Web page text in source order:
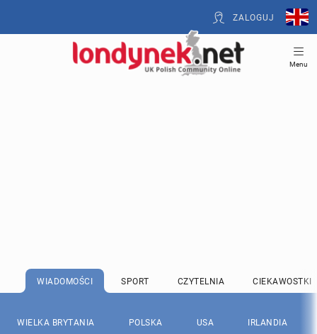
ZALOGUJ
Menu
WIADOMOŚCI SPORT CZYTELNIA CIEKAWOSTKI
WIELKA BRYTANIA POLSKA USA IRLANDIA